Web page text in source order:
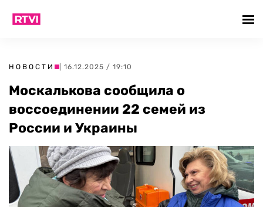
НОВОСТИ | 16.12.2025 / 19:10
Москалькова сообщила о
воссоединении 22 семей из
России и Украины